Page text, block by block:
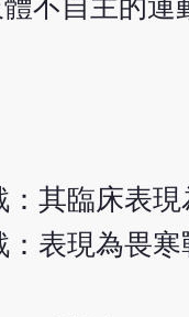
不自主的
其臨床表
：表現為畏